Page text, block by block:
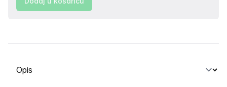
Odabir kartice